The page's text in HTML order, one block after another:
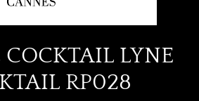
COCKTAIL LYNE
RP028